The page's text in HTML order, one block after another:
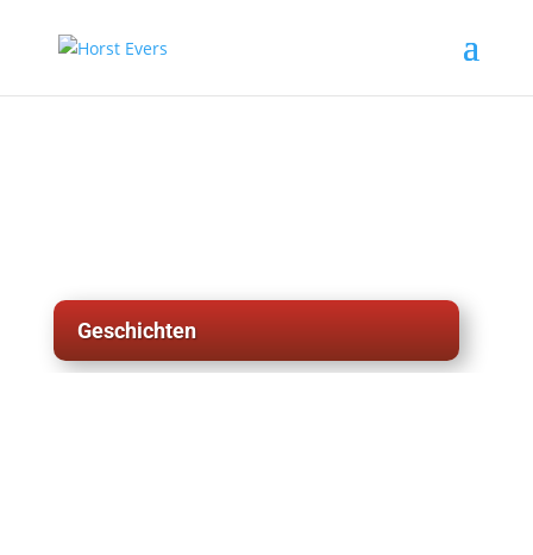
Geschichten